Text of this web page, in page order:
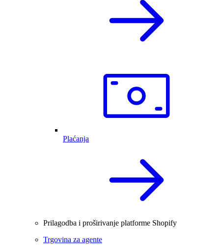
Plaćanja
Prilagodba i proširivanje platforme Shopify
Trgovina za agente